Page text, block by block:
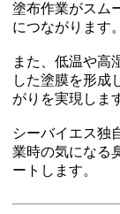
塗布作業がスム
につながります。
また、低温や高
した塗膜を形成
がりを実現しま
シーバイエス独
業時の気になる
ートします。